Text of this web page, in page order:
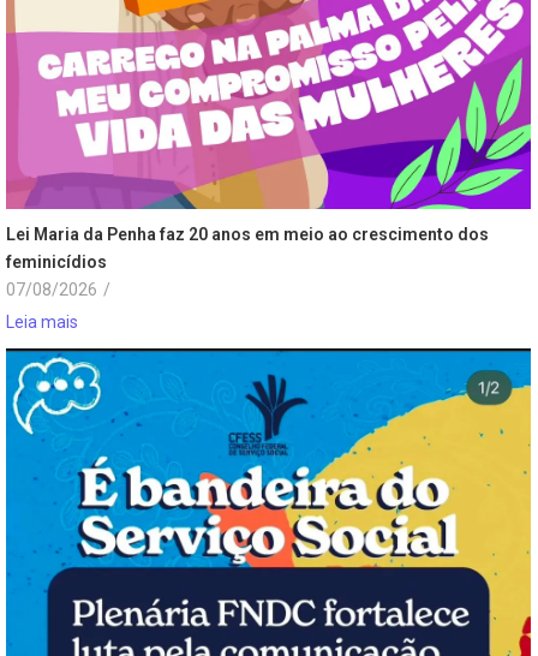
Lei Maria da Penha faz 20 anos em meio ao crescimento dos
feminicídios
07/08/2026 /
Leia mais